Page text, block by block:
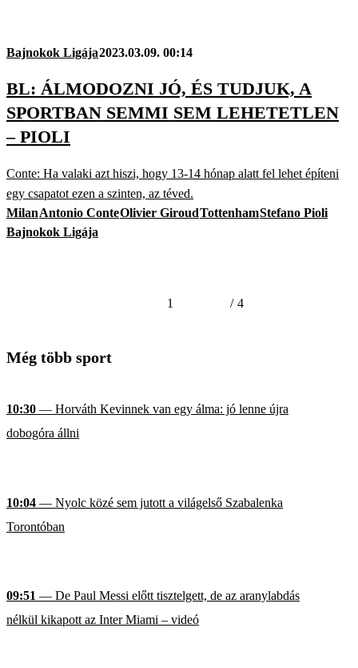
Bajnokok Ligája2023.03.09. 00:14
BL: ÁLMODOZNI JÓ, ÉS TUDJUK, A
SPORTBAN SEMMI SEM LEHETETLEN
– PIOLI
Conte: Ha valaki azt hiszi, hogy 13-14 hónap alatt fel lehet építeni
egy csapatot ezen a szinten, az téved.
MilanAntonio ConteOlivier GiroudTottenhamStefano Pioli
Bajnokok Ligája
1 / 4
Még több sport
10:30 — Horváth Kevinnek van egy álma: jó lenne újra
dobogóra állni
10:04 — Nyolc közé sem jutott a világelső Szabalenka
Torontóban
09:51 — De Paul Messi előtt tisztelgett, de az aranylabdás
nélkül kikapott az Inter Miami – videó